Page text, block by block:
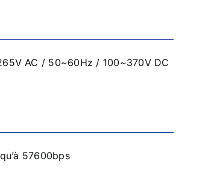
AC / 50~60Hz / 100~370V DC
57600bps